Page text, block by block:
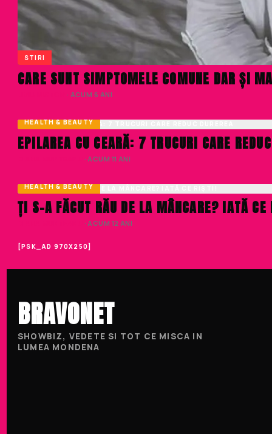
STIRI
CARE SUNT SIMPTOMELE COMUNE DAR ȘI
· ACUM 6 ANI
HEALTH & BEAUTY
EPILAREA CU CEARĂ: 7 TRUCURI CARE
· ACUM 11 ANI
HEALTH & BEAUTY
ȚI S-A FĂCUT RĂU DE LA MÂNCARE? IATĂ
· ACUM 12 ANI
[PSK_AD 970X250]
BRAVONET
SHOWBIZ, VEDETE SI TOT CE MISCA IN
LUMEA MONDENA